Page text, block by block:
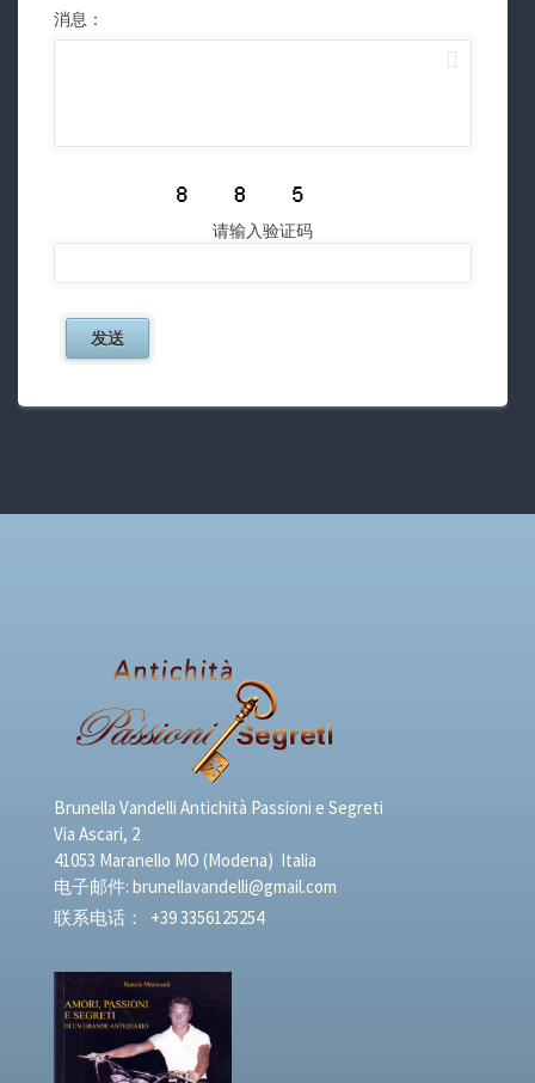
Brunella Vandelli Antichità Passioni e Segreti
Via Ascari, 2
41053 Maranello MO (Modena) Italia
电子邮件: brunellavandelli@gmail.com
联系电话：
+39 3356125254